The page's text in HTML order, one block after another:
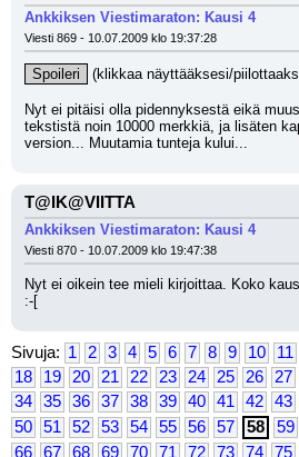
Ankkiksen Viestimaraton: Kausi 4
Viesti 869 - 10.07.2009 klo 19:37:28
Spoileri (klikkaa näyttääksesi/
Nyt ei pitäisi olla pidennyksestä eikä
tekstistä noin 10000 merkkiä, ja lisäten
version... Muutamia tunteja kului...
T@IK@VIITTA
Ankkiksen Viestimaraton: Kausi 4
Viesti 870 - 10.07.2009 klo 19:47:38
Nyt ei oikein tee mieli kirjoittaa. Koko
:-[
Sivuja: 1 2 3 4 5 6 7 8 9 10 11
18
19 20 21 22 23 24 25 26 27
34
35 36 37 38 39 40 41 42 43
50
51 52 53 54 55 56 57 58 59
66
67 68 69 70 71 72 73 74 75